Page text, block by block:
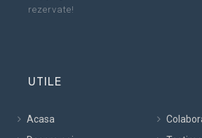
rezervate!
UTILE
Acasa